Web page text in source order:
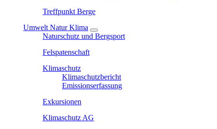
Treffpunkt Berge
Umwelt Natur Klima
Naturschutz und Bergsport
Felspatenschaft
Klimaschutz
Klimaschutzbericht
Emissionserfassung
Exkursionen
Klimaschutz AG